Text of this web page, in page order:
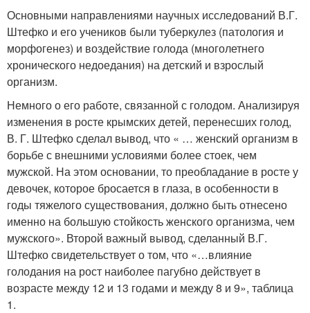
Основными направлениями научных исследований В.Г.
Штефко и его учеников были туберкулез (патология и
морфогенез) и воздействие голода (многолетнего
хронического недоедания) на детский и взрослый
организм.
Немного о его работе, связанной с голодом. Анализируя
изменения в росте крымских детей, перенесших голод,
В. Г. Штефко сделал вывод, что « … женский организм в
борьбе с внешними условиями более стоек, чем
мужской. На этом основании, то преобладание в росте у
девочек, которое бросается в глаза, в особенности в
годы тяжелого существования, должно быть отнесено
именно на большую стойкость женского организма, чем
мужского». Второй важный вывод, сделанный В.Г.
Штефко свидетельствует о том, что «…влияние
голодания на рост наиболее пагубно действует в
возрасте между 12 и 13 годами и между 8 и 9», таблица
1.